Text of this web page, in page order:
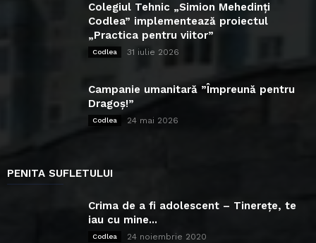
Colegiul Tehnic „Simion Mehedinți
Codlea” implementează proiectul
„Practica pentru viitor”
Codlea 31 iulie 2026
Campanie umanitară ”Împreună pentru
Dragoș!”
Codlea 24 mai 2026
PENITA SUFLETULUI
Crima de a fi adolescent – Tinerețe, te
iau cu mine...
Codlea 24 noiembrie 2020